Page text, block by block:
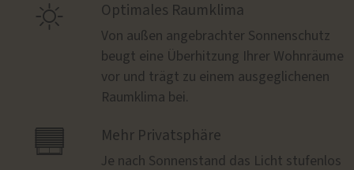
 Optimales Raumklima
Von außen angebrachter Sonnenschutz
beugt eine Überhitzung Ihrer Wohnräume
vor und trägt zu einem ausgeglichenen
Raumklima bei.
 Mehr Privatsphäre
Je nach Sonnenstand das Licht stufenlos